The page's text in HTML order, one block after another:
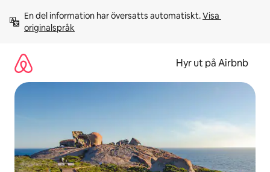
innehåll
En del information har översatts automatiskt. Visa
originalspråk
Hyr ut på Airbnb